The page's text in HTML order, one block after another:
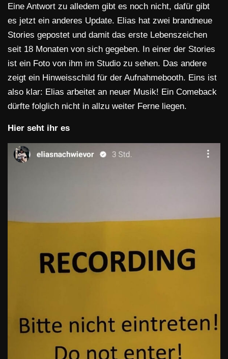
Eine Antwort zu alledem gibt es noch nicht, dafür gibt
es jetzt ein anderes Update. Elias hat zwei brandneue
Stories gepostet und damit das erste Lebenszeichen
seit 18 Monaten von sich gegeben. In einer der Stories
ist ein Foto von ihm im Studio zu sehen. Das andere
zeigt ein Hinweisschild für der Aufnahmebooth. Eins ist
also klar: Elias arbeitet an neuer Musik! Ein Comeback
dürfte folglich nicht in allzu weiter Ferne liegen.
Hier seht ihr es